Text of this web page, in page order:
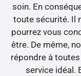
soin. En
toute sécurité. Il
pourrez vous
être. De même,
répondre à
service idéal.